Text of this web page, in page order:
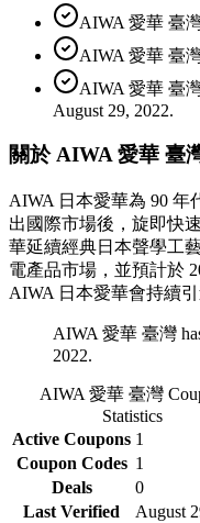
AIWA 愛華 臺
AIWA 愛華 臺灣
AIWA 愛華 臺
August 29, 2022.
關於 AIWA 愛華 臺
AIWA 日本愛華為 90 年
出國際市場後，旋即快
華延續經典日本聲學工
電產品市場，並預計於
AIWA 日本愛華會持續
AIWA 愛華 臺灣
2022.
AIWA 愛華 臺灣
Statistics
Active Coupons 1
Coupon Codes 1
Deals
0
Last Verified
August